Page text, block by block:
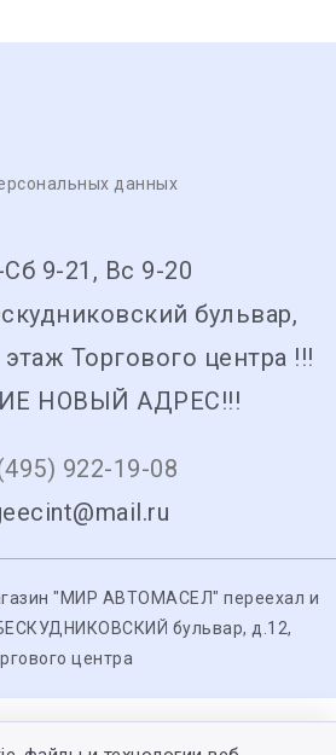
данных
9-21, Вс 9-20
бульвар,
Торгового центра !!!
НОВЫЙ АДРЕС!!!
922-19-08
"МИР АВТОМАСЕЛ" переехал и
бульвар, д.12,
центра